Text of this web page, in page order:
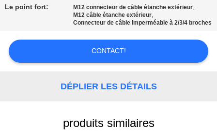
DU
PRIVACY
Le point fort: M12 connecteur de câble étanche extérieur,
M12 câble étanche extérieur,
Connecteur de câble imperméable à 2/3/4 broches
CONTACT!
DÉPLIER LES DÉTAILS
produits similaires